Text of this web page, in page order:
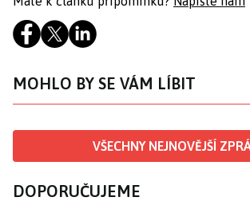
MOHLO BY SE VÁM LÍBIT
VŠECHNY NEJNOVĚJŠÍ
DOPORUČUJEME